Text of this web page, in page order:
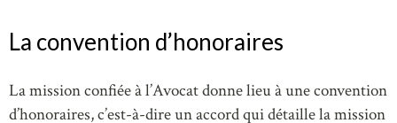
La convention d’honoraires
La mission confiée à l’Avocat donne lieu à une convention
d’honoraires, c’est-à-dire un accord qui détaille la mission